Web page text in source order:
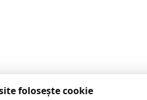
folosește cookie